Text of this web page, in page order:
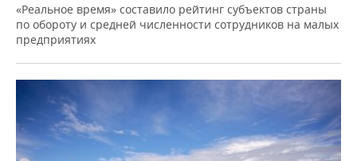
«Реальное время» составило рейтинг субъектов страны
по обороту и средней численности сотрудников на малых
предприятиях